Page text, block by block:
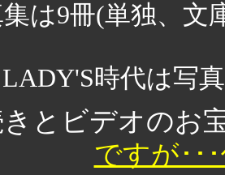
は9冊(単独、
LADY'S時代は写
きとビデオのお
ですが･･